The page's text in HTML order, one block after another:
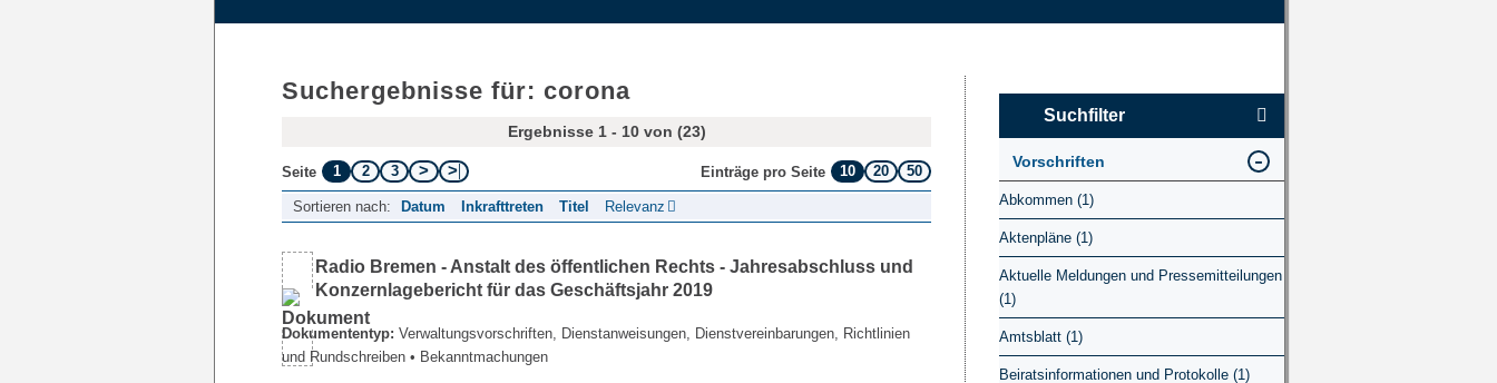
Suchergebnisse für: corona
Ergebnisse 1 - 10 von (23)
Seite 1 2 3 Einträge pro Seite 10 20 50
Sortieren nach: Datum Inkrafttreten Titel Relevanz
Radio Bremen - Anstalt des öffentlichen Rechts - Jahresabschluss und
Konzernlagebericht für das Geschäftsjahr 2019
Dokumententyp: Verwaltungsvorschriften, Dienstanweisungen, Dienstvereinbarungen, Richtlinien
und Rundschreiben • Bekanntmachungen
Suchfilter
Vorschriften
Abkommen (1)
Aktenpläne (1)
Aktuelle Meldungen und Pressemitteilungen
(1)
Amtsblatt (1)
Beiratsinformationen und Protokolle (1)